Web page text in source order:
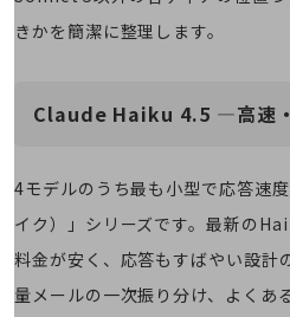
きかを簡潔に整理します。
Claude Haiku 4.5 ―高速
4モデルのうち最も小型で応答速
イク）」シリーズです。最新の
料金が安く、応答もすばやい設計
量メールの一次振り分け、よくあ